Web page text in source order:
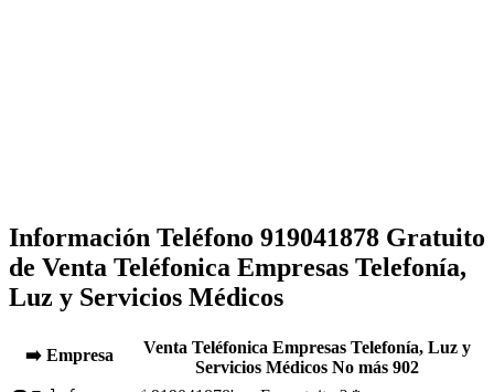
Información Teléfono 919041878 Gratuito
de Venta Teléfonica Empresas Telefonía,
Luz y Servicios Médicos
➡️ Empresa
Venta Teléfonica Empresas Telefonía, Luz y
Servicios Médicos No más 902